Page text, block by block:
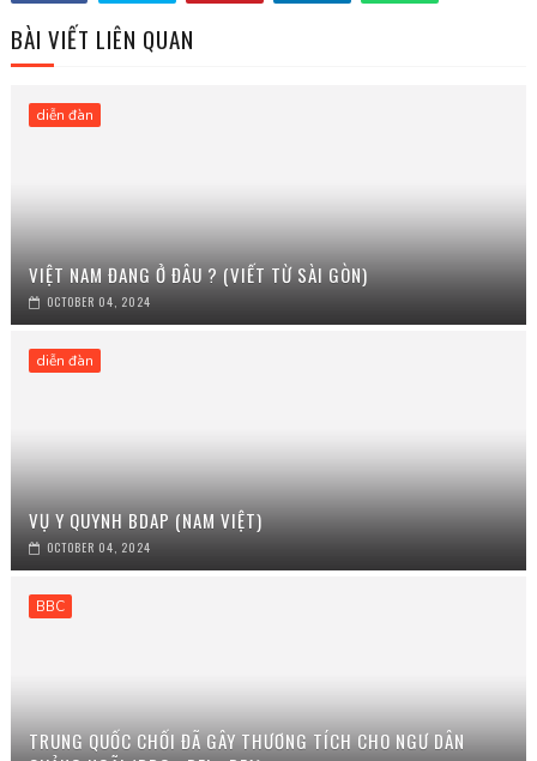
BÀI VIẾT LIÊN QUAN
diễn đàn
VIỆT NAM ĐANG Ở ĐÂU ? (VIẾT TỪ SÀI GÒN)
OCTOBER 04, 2024
diễn đàn
VỤ Y QUYNH BDAP (NAM VIỆT)
OCTOBER 04, 2024
BBC
TRUNG QUỐC CHỐI ĐÃ GÂY THƯƠNG TÍCH CHO NGƯ DÂN